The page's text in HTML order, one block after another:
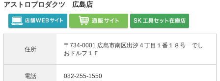
アストロプロダクツ 広島店
住所
〒734-0001 広島市南区出汐４丁目１番１８号 でし
おドルフ１Ｆ
電話 082-255-1550